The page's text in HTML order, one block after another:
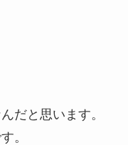
だと思います。
。